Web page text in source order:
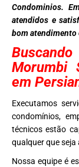
Condominios.
atendidos e
bom atendimento
Morumbi
em
Executamos
condomínios,
técnicos estão
qualquer que seja
Nossa equipe é